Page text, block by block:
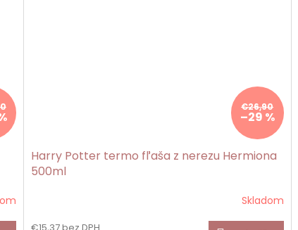
€26,90
–29 %
Harry Potter termo fľaša z nerezu Hermiona
500ml
Skladom